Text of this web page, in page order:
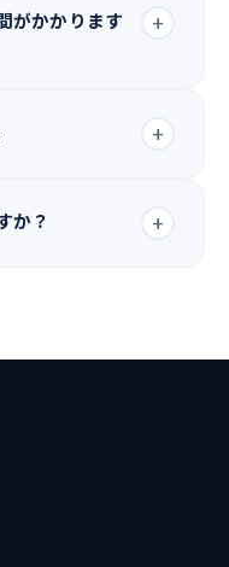
もできます。
がかかります
+
+
え最適なプランをご提
か？ +